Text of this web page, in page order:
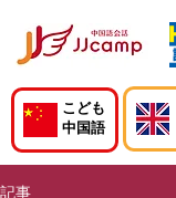
こども
中国語
記事